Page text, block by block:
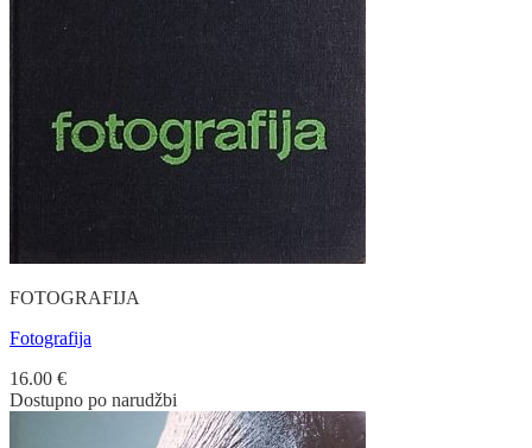
FOTOGRAFIJA
Fotografija
16.00 €
Dostupno po narudžbi